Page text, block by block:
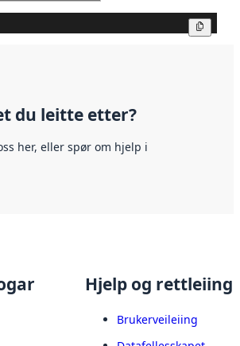
du leitte etter?
her, eller spør om hjelp i
Hjelp og rettleiing
Brukerveileiing